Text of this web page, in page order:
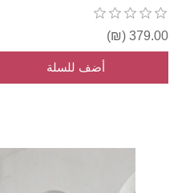
379.00 (₪)
أضف للسلة